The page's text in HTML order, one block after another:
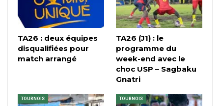
TA26 : deux équipes
disqualifiées pour
match arrangé
TA26 (J1) : le
programme du
week-end avec le
choc USP – Sagbaku
Gnatri
TOURNOIS TOURNOIS